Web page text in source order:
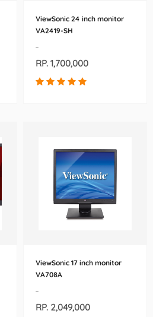
ViewSonic 24 inch monitor
VA2419-SH
-
RP. 1,700,000
ViewSonic 17 inch monitor
VA708A
-
RP. 2,049,000